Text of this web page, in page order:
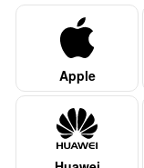
Apple